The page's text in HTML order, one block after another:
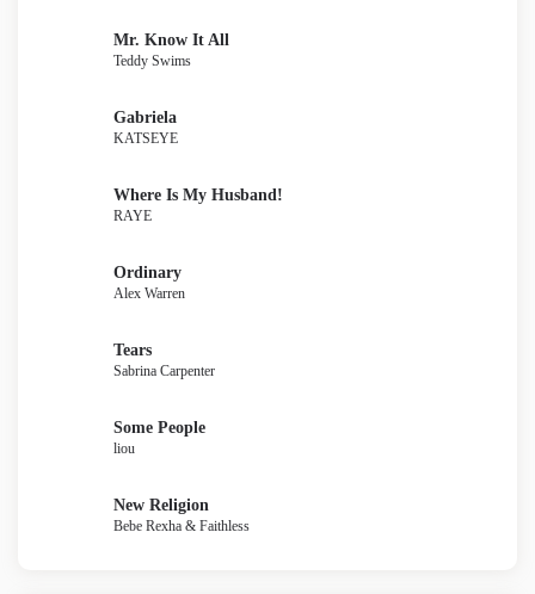
Mr. Know It All
Teddy Swims
Gabriela
KATSEYE
Where Is My Husband!
RAYE
Ordinary
Alex Warren
Tears
Sabrina Carpenter
Some People
liou
New Religion
Bebe Rexha & Faithless